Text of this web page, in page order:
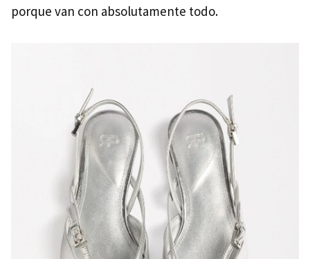
porque van con absolutamente todo.